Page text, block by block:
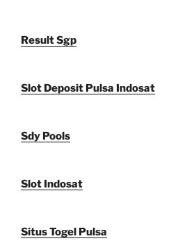
Result Sgp
Slot Deposit Pulsa Indosat
Sdy Pools
Slot Indosat
Situs Togel Pulsa